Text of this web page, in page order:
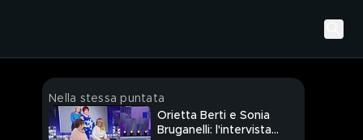
Nella stessa puntata
Orietta Berti e Sonia
Bruganelli: l'intervista